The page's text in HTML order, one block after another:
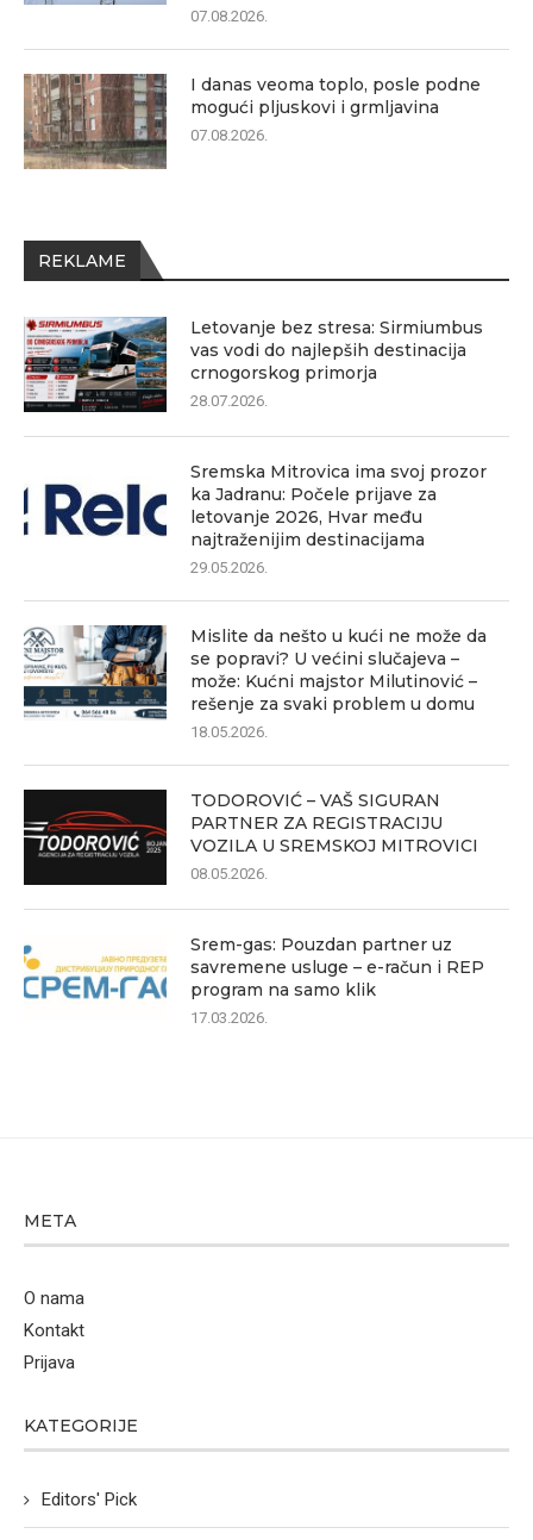
07.08.2026.
I danas veoma toplo, posle podne
mogući pljuskovi i grmljavina
07.08.2026.
REKLAME
Letovanje bez stresa: Sirmiumbus
vas vodi do najlepših destinacija
crnogorskog primorja
28.07.2026.
Sremska Mitrovica ima svoj prozor
ka Jadranu: Počele prijave za
letovanje 2026, Hvar među
najtraženijim destinacijama
29.05.2026.
Mislite da nešto u kući ne može da
se popravi? U većini slučajeva –
može: Kućni majstor Milutinović –
rešenje za svaki problem u domu
18.05.2026.
TODOROVIĆ – VAŠ SIGURAN
PARTNER ZA REGISTRACIJU
VOZILA U SREMSKOJ MITROVICI
08.05.2026.
Srem-gas: Pouzdan partner uz
savremene usluge – e-račun i REP
program na samo klik
17.03.2026.
META
O nama
Kontakt
Prijava
KATEGORIJE
Editors' Pick